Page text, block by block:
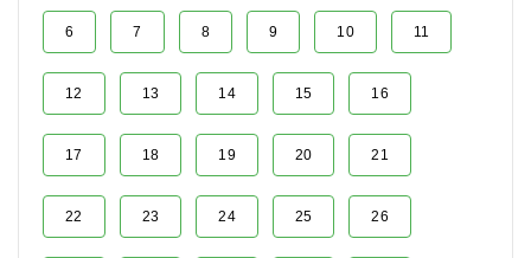
6 7 8 9 10 11
12 13 14 15 16
17 18 19 20 21
22 23 24 25 26